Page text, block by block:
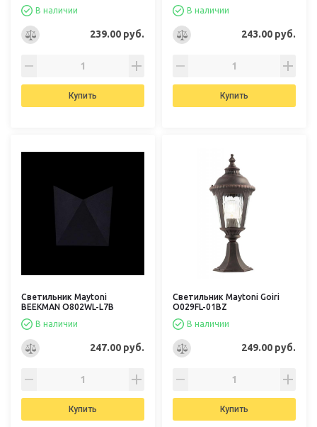
В наличии
239.00 руб.
Купить
В наличии
243.00 руб.
Купить
Светильник Maytoni
BEEKMAN O802WL-L7B
В наличии
247.00 руб.
Купить
Светильник Maytoni Goiri
O029FL-01BZ
В наличии
249.00 руб.
Купить